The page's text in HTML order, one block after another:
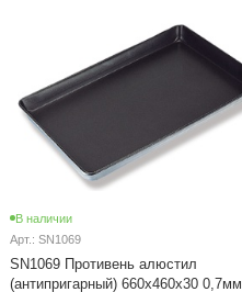
В наличии
Арт.: SN1069
SN1069 Противень алюстил
(антипригарный) 660х460х30 0,7мм